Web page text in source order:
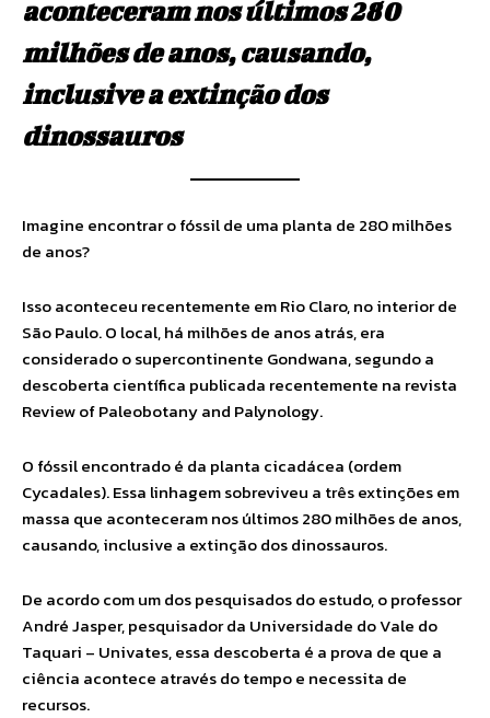
aconteceram nos últimos 280
milhões de anos, causando,
inclusive a extinção dos
dinossauros
Imagine encontrar o fóssil de uma planta de 280 milhões
de anos?
Isso aconteceu recentemente em Rio Claro, no interior de
São Paulo. O local, há milhões de anos atrás, era
considerado o supercontinente Gondwana, segundo a
descoberta científica publicada recentemente na revista
Review of Paleobotany and Palynology.
O fóssil encontrado é da planta cicadácea (ordem
Cycadales). Essa linhagem sobreviveu a três extinções em
massa que aconteceram nos últimos 280 milhões de anos,
causando, inclusive a extinção dos dinossauros.
De acordo com um dos pesquisados do estudo, o professor
André Jasper, pesquisador da Universidade do Vale do
Taquari – Univates, essa descoberta é a prova de que a
ciência acontece através do tempo e necessita de
recursos.